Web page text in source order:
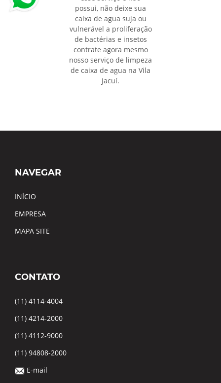
possui, não deixe sua
caixa de agua suja ou
vulnerável a proliferação
de bactérias e insetos
contrate agora mesmo
nosso serviço de limpeza
de caixa de agua na Vila
Jacuí.
NAVEGAR
INÍCIO
EMPRESA
MAPA SITE
CONTATO
(11) 4114-4004
(11) 4214-2000
(11) 4112-9000
(11) 94808-2000
E-mail